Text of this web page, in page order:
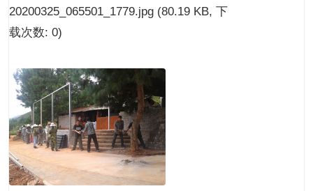
20200325_065501_1779.jpg (80.19 KB, 下
载次数: 0)